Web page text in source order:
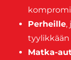
Perheille,
tyylikkään
Matka-